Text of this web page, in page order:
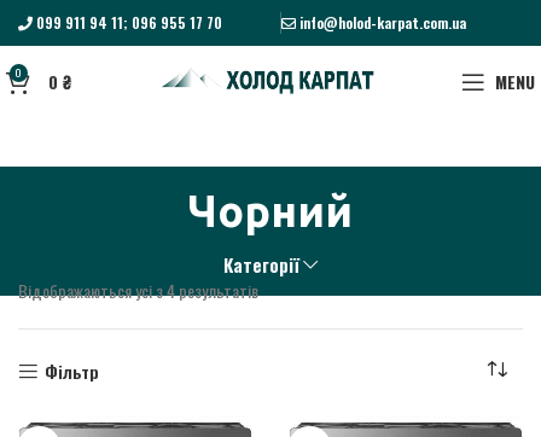
099 911 94 11; 096 955 17 70 info@holod-karpat.com.ua
0 0 ₴ MENU
Чорний
Категорії
Відображаються усі з 4 результатів
Фільтр